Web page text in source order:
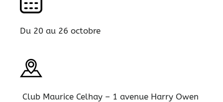
Du 20 au 26 octobre
Club Maurice Celhay – 1 avenue Harry Owen